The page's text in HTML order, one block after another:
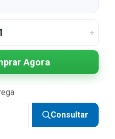
Agora
Consultar